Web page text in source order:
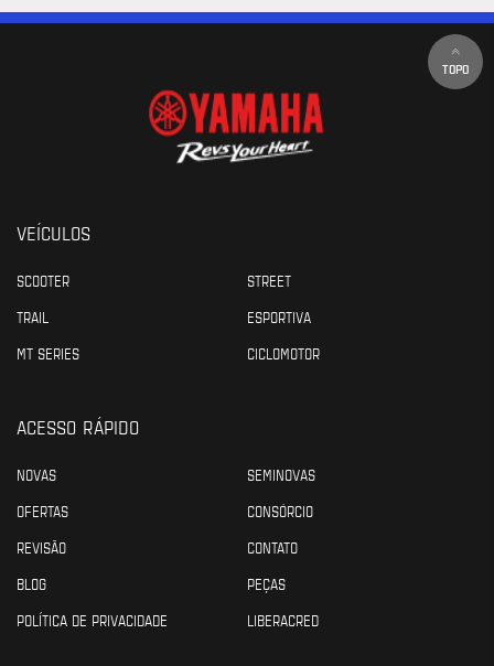
TOPO
VEÍCULOS
SCOOTER
STREET
TRAIL
ESPORTIVA
MT SERIES
CICLOMOTOR
ACESSO RÁPIDO
NOVAS
SEMINOVAS
OFERTAS
CONSÓRCIO
REVISÃO
CONTATO
BLOG
PEÇAS
POLÍTICA DE PRIVACIDADE
LIBERACRED